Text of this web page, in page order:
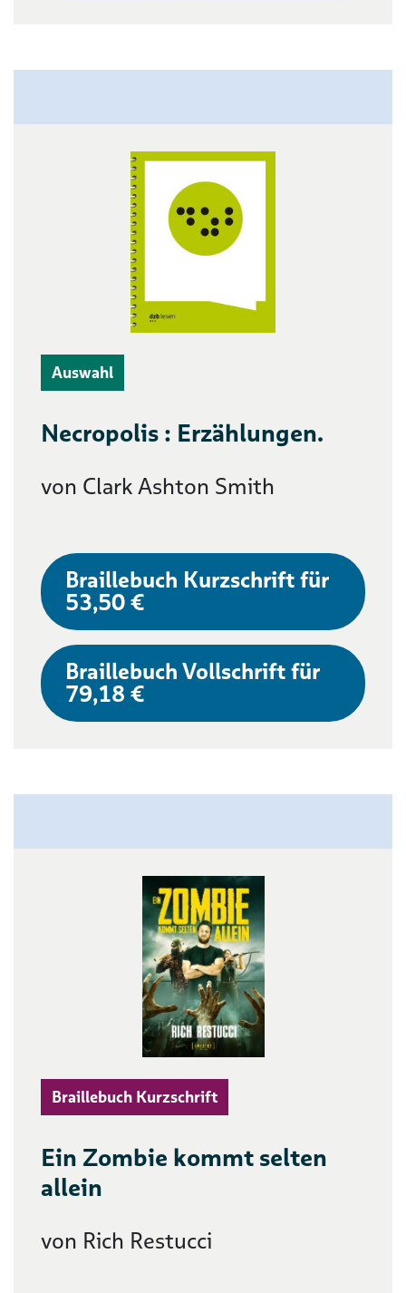
Auswahl
Necropolis : Erzählungen.
von Clark Ashton Smith
Braillebuch Kurzschrift für
53,50 €
Braillebuch Vollschrift für
79,18 €
Braillebuch Kurzschrift
Ein Zombie kommt selten
allein
von Rich Restucci